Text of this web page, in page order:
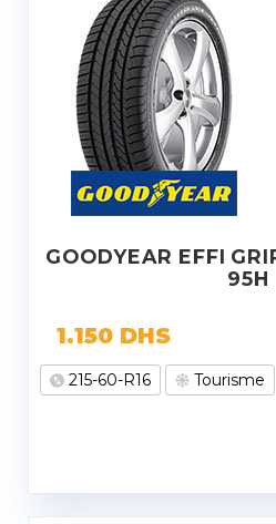
GOODYEAR EFFI
95H
1.150 DHS
215-60-R16 Tourisme